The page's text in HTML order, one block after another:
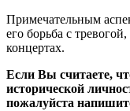
Примечательным
его борьба с
концертах.
Если Вы считаете,
исторической
пожалуйста